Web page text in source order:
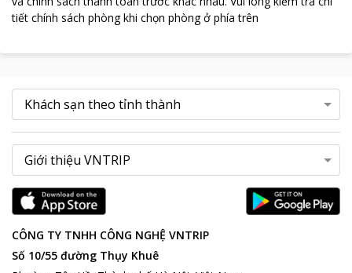
tiết chính sách phòng khi chọn phòng ở phía trên
CÔNG TY TNHH CÔNG NGHỆ VNTRIP
Số 10/55 đường Thụy Khuê